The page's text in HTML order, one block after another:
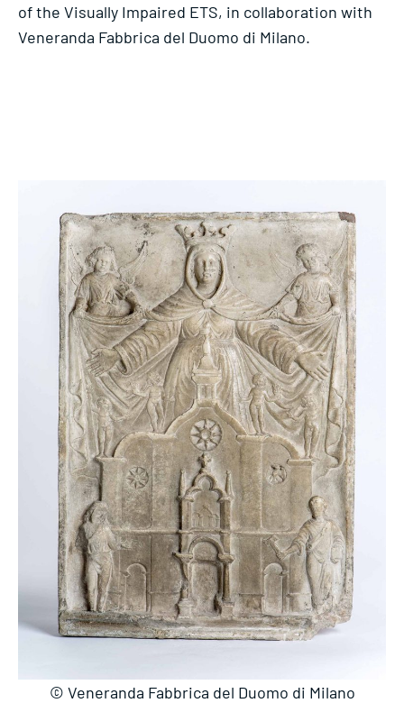
of the Visually Impaired ETS, in collaboration with
Veneranda Fabbrica del Duomo di Milano.
© Veneranda Fabbrica del Duomo di Milano